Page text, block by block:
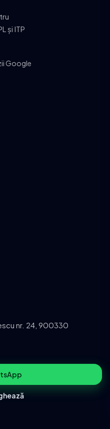
și ITP
Google
nr. 24, 900330